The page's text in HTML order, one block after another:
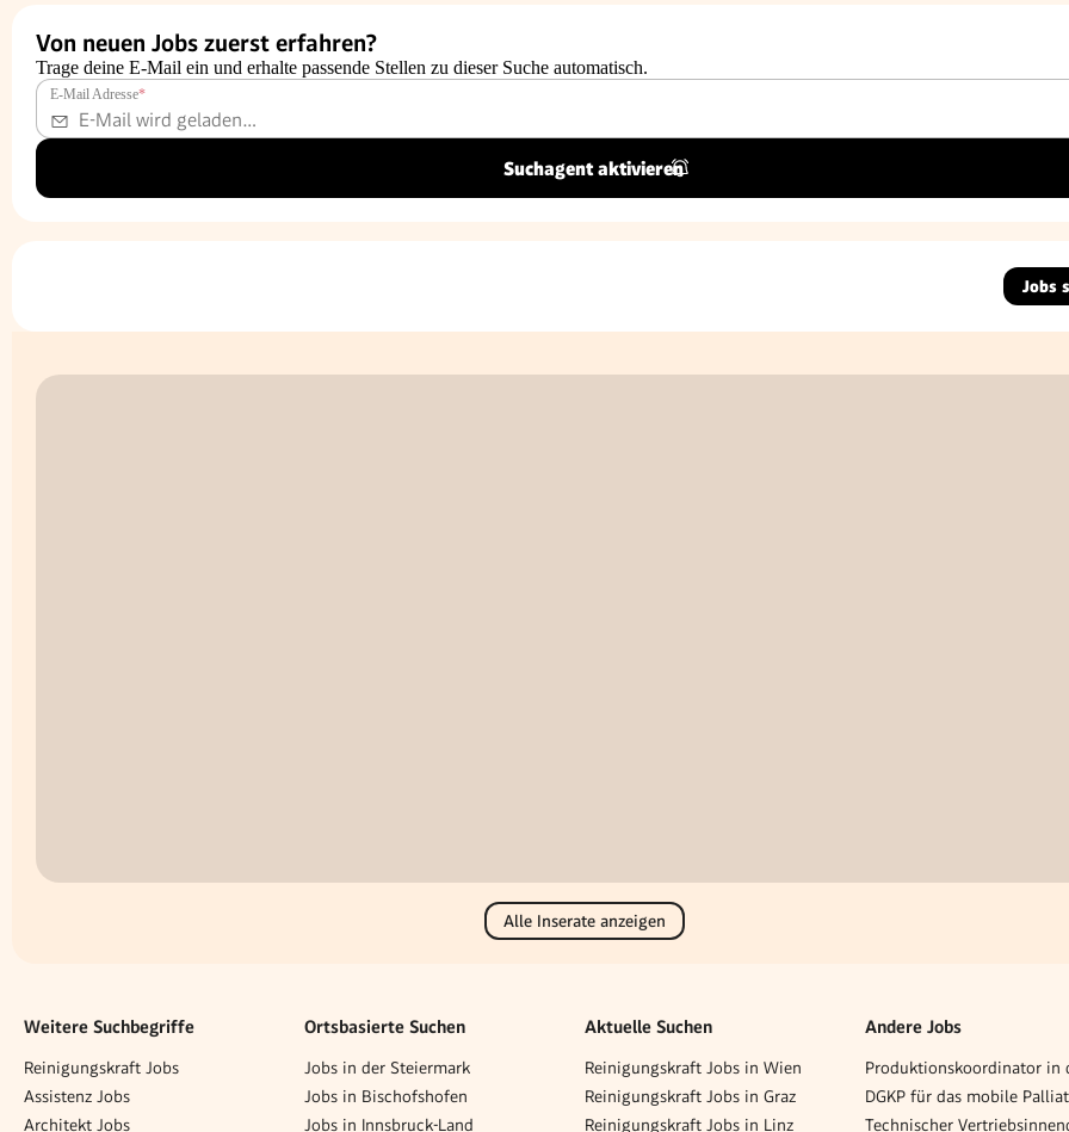
Von neuen Jobs zuerst erfahren?
Trage deine E-Mail ein und erhalte passende Stellen zu dieser Suche automatisch.
E-Mail Adresse*
Suchagent aktivieren
Jobs
Alle Inserate anzeigen
Weitere Suchbegriffe
Reinigungskraft Jobs
Assistenz Jobs
Architekt Jobs
Ortsbasierte Suchen
Jobs in der Steiermark
Jobs in Bischofshofen
Jobs in Innsbruck-Land
Aktuelle Suchen
Reinigungskraft Jobs in Wien
Reinigungskraft Jobs in Graz
Reinigungskraft Jobs in Linz
Andere Jobs